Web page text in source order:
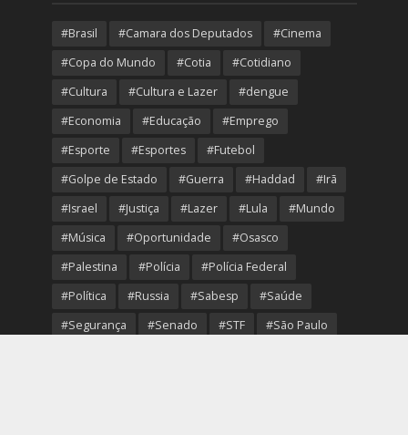
#Brasil #Camara dos Deputados
#Cinema
#Copa do Mundo
#Cotia
#Cotidiano
#Cultura
#Cultura e Lazer
#dengue
#Economia
#Educação
#Emprego
#Esporte
#Esportes
#Futebol
#Golpe de Estado
#Guerra #Haddad
#Irã
#Israel
#Justiça #Lazer #Lula
#Mundo
#Música
#Oportunidade
#Osasco
#Palestina
#Polícia
#Polícia Federal
#Política
#Russia #Sabesp
#Saúde
#Segurança
#Senado #STF
#São Paulo